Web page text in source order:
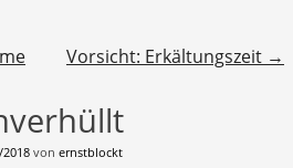
Vorsicht: Erkältungszeit →
von ernstblockt